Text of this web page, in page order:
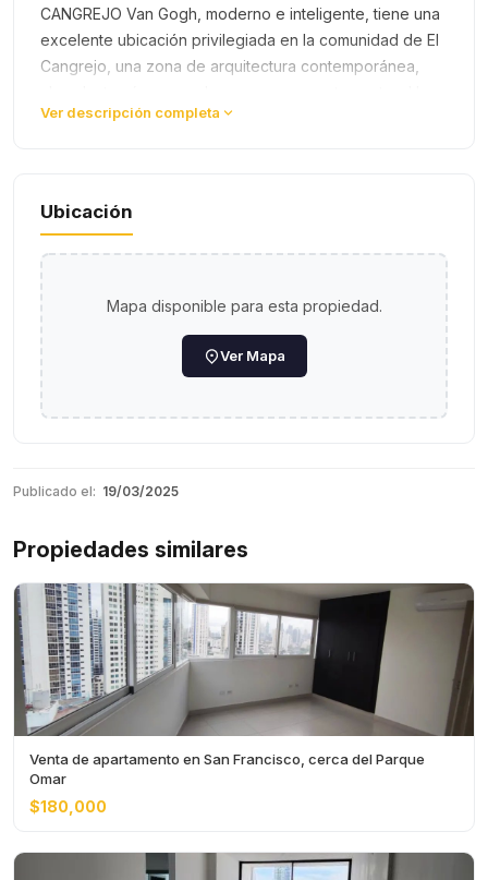
CANGREJO Van Gogh, moderno e inteligente, tiene una
excelente ubicación privilegiada en la comunidad de El
Cangrejo, una zona de arquitectura contemporánea,
área con una marcada identidad c…
Ver descripción completa
Ubicación
Mapa disponible para esta propiedad.
Ver Mapa
Publicado el: 19/03/2025
Propiedades similares
Venta de apartamento en San Francisco, cerca del Parque
Omar
$180,000